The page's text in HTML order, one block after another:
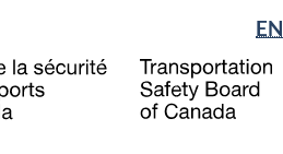
to
main
to
"About
government"
à
la
EN